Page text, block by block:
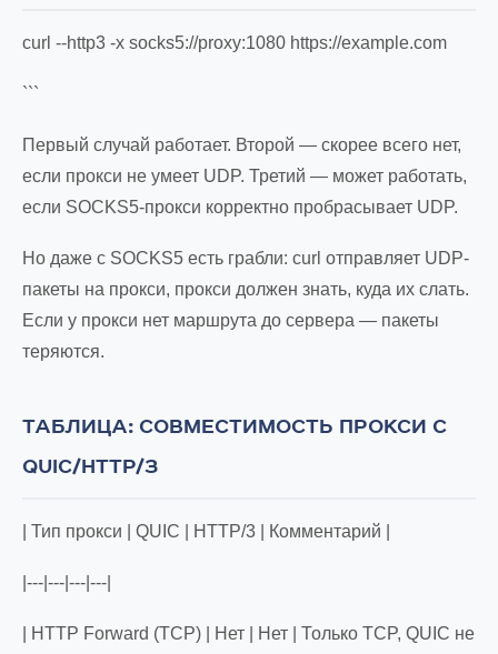
curl --http3 -x socks5://proxy:1080 https://example.com
```
Первый случай работает. Второй — скорее всего нет,
если прокси не умеет UDP. Третий — может работать,
если SOCKS5-прокси корректно пробрасывает UDP.
Но даже с SOCKS5 есть грабли: curl отправляет UDP-
пакеты на прокси, прокси должен знать, куда их слать.
Если у прокси нет маршрута до сервера — пакеты
теряются.
ТАБЛИЦА: СОВМЕСТИМОСТЬ ПРОКСИ С
QUIC/HTTP/3
| Тип прокси | QUIC | HTTP/3 | Комментарий |
|---|---|---|---|
| HTTP Forward (TCP) | Нет | Нет | Только TCP, QUIC не